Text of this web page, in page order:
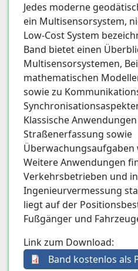
Jedes moderne
ein Multisensorsystem,
Low-Cost System
Band bietet einen
Multisensorsystemen,
mathematischen
sowie zu
Klassische
Straßenerfassung sowie
Weitere Anwendungen
Verkehrsbetrieben und
Ingenieurvermessung
liegt auf der
Fußgänger und
Link zum Download:
Band kostenlos als